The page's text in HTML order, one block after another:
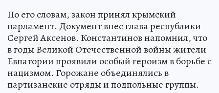
По его словам, закон принял крымский
парламент. Документ внес глава республики
Сергей Аксенов. Константинов напомнил, что
в годы Великой Отечественной войны жители
Евпатории проявили особый героизм в борьбе с
нацизмом. Горожане объединялись в
партизанские отряды и подпольные группы.